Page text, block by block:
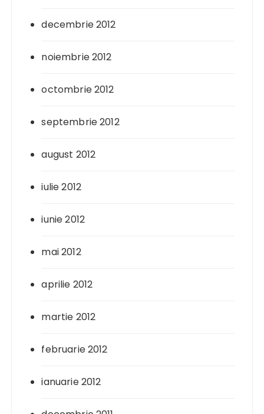
decembrie 2012
noiembrie 2012
octombrie 2012
septembrie 2012
august 2012
iulie 2012
iunie 2012
mai 2012
aprilie 2012
martie 2012
februarie 2012
ianuarie 2012